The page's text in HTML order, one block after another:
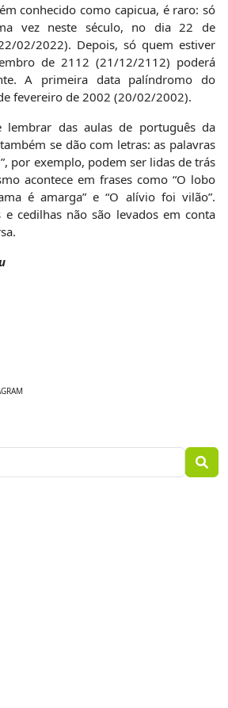
conhecido como capicua, é raro: só
vez neste século, no dia 22 de
02/2022). Depois, só quem estiver
de 2112 (21/12/2112) poderá
A primeira data palíndromo do
fevereiro de 2002 (20/02/2002).
lembrar das aulas de português da
se dão com letras: as palavras
por exemplo, podem ser lidas de trás
acontece em frases como “O lobo
é amarga” e “O alívio foi vilão”.
e cedilhas não são levados em conta